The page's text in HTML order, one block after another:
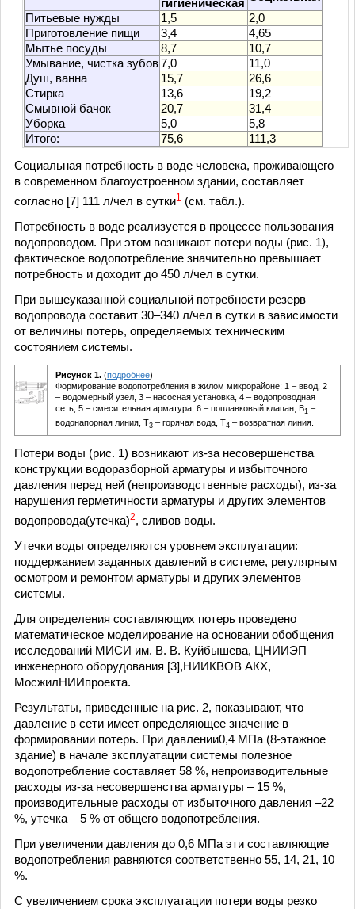
гигиеническая
Питьевые нужды
1,5
2,0
Приготовление пищи
3,4
4,65
Мытье посуды
8,7
10,7
Умывание, чистка зубов7,0
11,0
Душ, ванна
15,7
26,6
Стирка
13,6
19,2
Смывной бачок
20,7
31,4
Уборка
5,0
5,8
Итого:
75,6 111,3
Социальная потребность в воде человека, проживающего
в современном благоустроенном здании, составляет
согласно [7] 111 л/чел в сутки1 (см. табл.).
Потребность в воде реализуется в процессе пользования
водопроводом. При этом возникают потери воды (рис. 1),
фактическое водопотребление значительно превышает
потребность и доходит до 450 л/чел в сутки.
При вышеуказанной социальной потребности резерв
водопровода составит 30–340 л/чел в сутки в зависимости
от величины потерь, определяемых техническим
состоянием системы.
Рисунок 1. (подробнее)
Формирование водопотребления в жилом микрорайоне: 1 – ввод, 2
– водомерный узел, 3 – насосная установка, 4 – водопроводная
сеть, 5 – смесительная арматура, 6 – поплавковый клапан, В1 –
водонапорная линия, Т3 – горячая вода, Т4 – возвратная линия.
Потери воды (рис. 1) возникают из-за несовершенства
конструкции водоразборной арматуры и избыточного
давления перед ней (непроизводственные расходы), из-за
нарушения герметичности арматуры и других элементов
водопровода(утечка)2, сливов воды.
Утечки воды определяются уровнем эксплуатации:
поддержанием заданных давлений в системе, регулярным
осмотром и ремонтом арматуры и других элементов
системы.
Для определения составляющих потерь проведено
математическое моделирование на основании обобщения
исследований МИСИ им. В. В. Куйбышева, ЦНИИЭП
инженерного оборудования [3],НИИКВОВ АКХ,
МосжилНИИпроекта.
Результаты, приведенные на рис. 2, показывают, что
давление в сети имеет определяющее значение в
формировании потерь. При давлении0,4 МПа (8-этажное
здание) в начале эксплуатации системы полезное
водопотребление составляет 58 %, непроизводительные
расходы из-за несовершенства арматуры – 15 %,
производительные расходы от избыточного давления –22
%, утечка – 5 % от общего водопотребления.
При увеличении давления до 0,6 МПа эти составляющие
водопотребления равняются соответственно 55, 14, 21, 10
%.
С увеличением срока эксплуатации потери воды резко